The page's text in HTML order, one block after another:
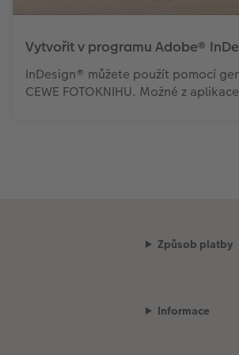
Vytvořit v programu Adobe®
InDesign® můžete použít pomocí
CEWE FOTOKNIHU. Možné z
Způsob platby
Informace